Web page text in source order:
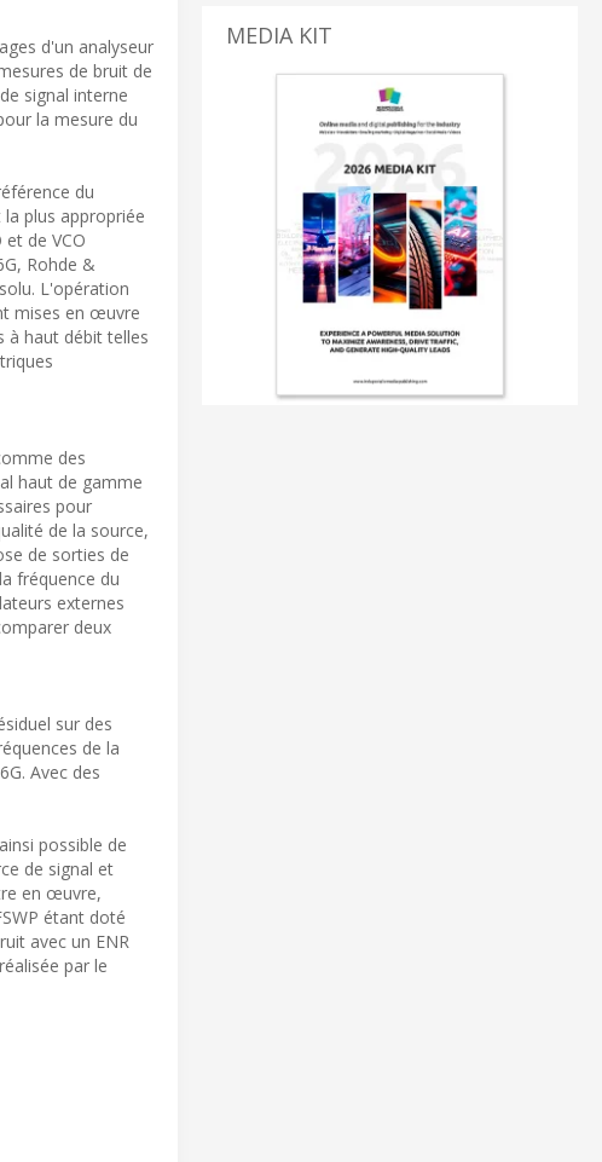
d'un analyseur
de bruit de
signal interne
la mesure du
du
plus appropriée
de VCO
Rohde &
L'opération
mises en œuvre
à haut débit telles
des
haut de gamme
pour
de la source,
de sorties de
fréquence du
externes
deux
sur des
de la
Avec des
possible de
de signal et
en œuvre,
étant doté
avec un ENR
par le
MEDIA KIT